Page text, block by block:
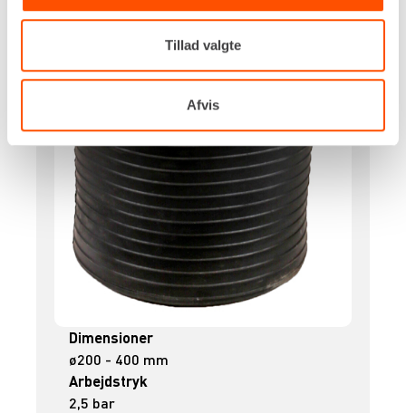
Tillad valgte
Afvis
Dimensioner
ø200 - 400 mm
Arbejdstryk
2,5 bar